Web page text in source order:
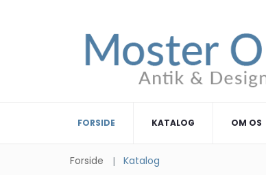
FORSIDE KATALOG OM OS
Forside Katalog